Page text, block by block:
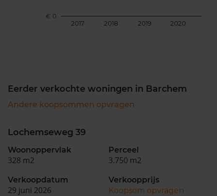
2017 2018 2019 2020
€ 0
Eerder verkochte woningen in Barchem
Andere koopsommen opvragen
Lochemseweg 39
Woonoppervlak
328 m2
Perceel
3.750 m2
Verkoopdatum
29 juni 2026
Verkoopprijs
Koopsom opvragen